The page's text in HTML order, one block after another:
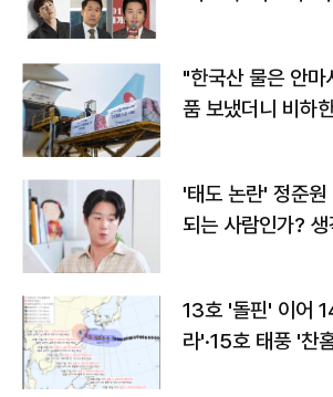
"한국산 물은 안
품 보냈더니 비하
'태도 논란' 정준
되는 사람인가?
13호 '돌핀' 이어
라'·15호 태풍 '찬